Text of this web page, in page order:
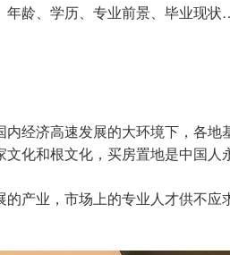
年龄、学历、专业前景、毕业现
经济高速发展的大环境下，各地
化和根文化，买房置地是中国
产业，市场上的专业人才供不